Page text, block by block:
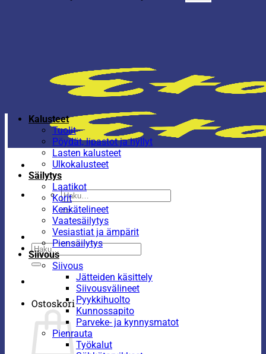
Etsi:
Etsi:
Ostoskori
Kalusteet
Tuolit
Pöydät, lipastot ja hyllyt
Lasten kalusteet
Ulkokalusteet
Säilytys
Laatikot
Korit
Kenkätelineet
Vaatesäilytys
Vesiastiat ja ämpärit
Piensäilytys
Siivous
Siivous
Jätteiden käsittely
Siivousvälineet
Pyykkihuolto
Kunnossapito
Parveke- ja kynnysmatot
Pienrauta
Työkalut